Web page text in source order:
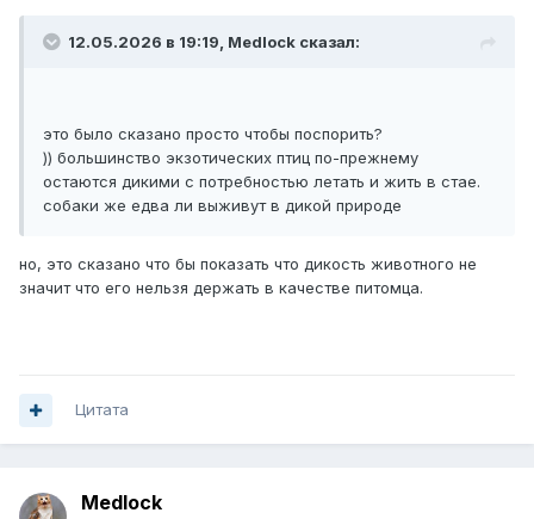
12.05.2026 в 19:19, Medlock сказал:
это было сказано просто чтобы поспорить?
)) большинство экзотических птиц по-прежнему
остаются дикими с потребностью летать и жить в стае.
собаки же едва ли выживут в дикой природе
но, это сказано что бы показать что дикость животного не
значит что его нельзя держать в качестве питомца.
Цитата
Medlock